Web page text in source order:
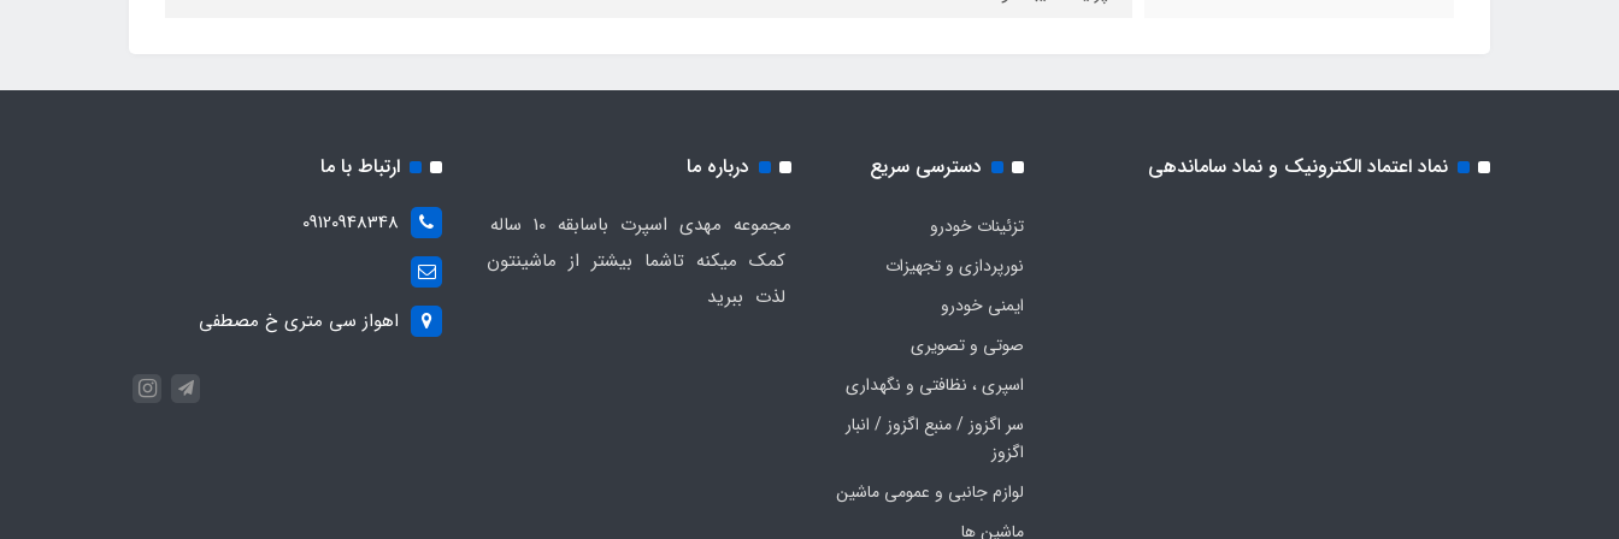
نماد اعتماد الکترونیک و نماد ساماندهی دسترسی سریع
تزئینات خودرو
نورپردازی و تجهیزات
ایمنی خودرو
صوتی و تصویری
اسپری ، نظافتی و نگهداری
سر اگزوز / منبع اگزوز / انبار
اگزوز
لوازم جانبی و عمومی ماشین
ماشین ها
درباره ما
مجموعه مهدی اسپرت باسابقه 10 ساله
کمک میکنه تاشما بیشتر از ماشینتون
لذت ببرید
ارتباط با ما
09120948348
اهواز سی متری خ مصطفی